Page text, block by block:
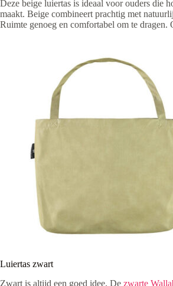
Deze beige luiertas is ideaal voor ouders die
maakt. Beige combineert prachtig met
Ruimte genoeg en comfortabel om te
Luiertas zwart
Zwart is altijd een goed idee. De zwarte